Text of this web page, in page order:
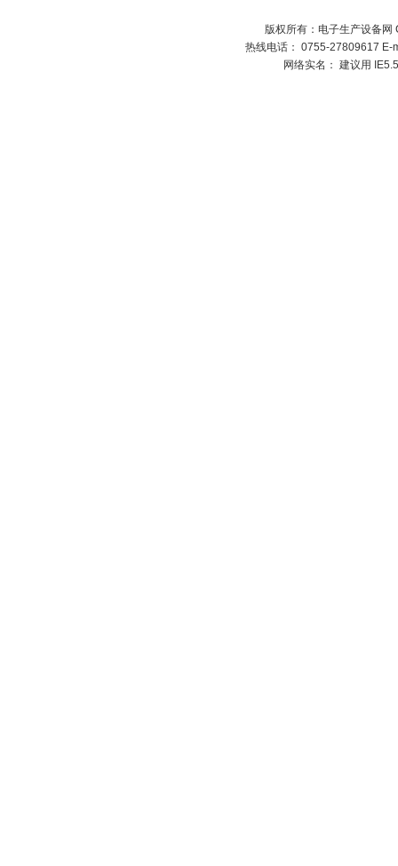
版权所有：电子生产设备
热线电话： 0755-27809617 E-
网络实名： 建议用